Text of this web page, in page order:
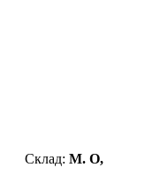
Склад: М. О,